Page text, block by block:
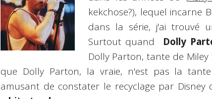
kekchose?), lequel incarne
dans la série, j'ai trouvé
Surtout quand Dolly
Dolly Parton, tante de
que Dolly Parton, la vraie, n'est pas la
amusant de constater le recyclage par Disney